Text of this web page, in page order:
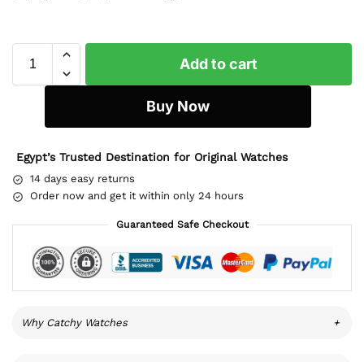
Add to cart
Buy Now
Egypt’s Trusted Destination for Original Watches
14 days easy returns
Order now and get it within only 24 hours
Guaranteed Safe Checkout
Why Catchy Watches +